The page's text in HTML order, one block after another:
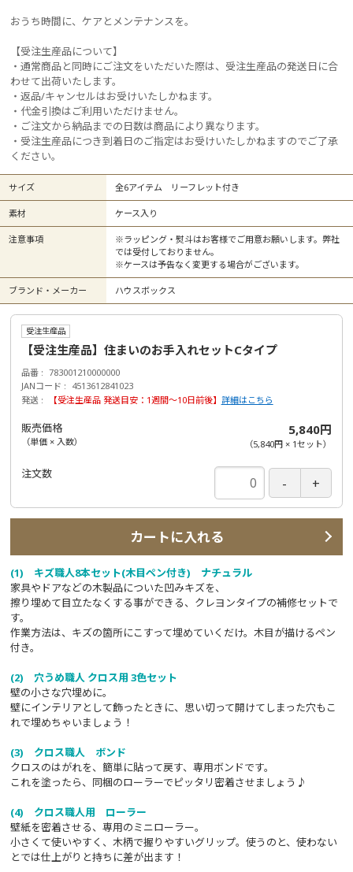
おうち時間に、ケアとメンテナンスを。
【受注生産品について】
・通常商品と同時にご注文をいただいた際は、受注生産品の発送日に合
わせて出荷いたします。
・返品/キャンセルはお受けいたしかねます。
・代金引換はご利用いただけません。
・ご注文から納品までの日数は商品により異なります。
・受注生産品につき到着日のご指定はお受けいたしかねますのでご了承
ください。
サイズ 全6アイテム リーフレット付き
素材 ケース入り
注意事項
※ラッピング・熨斗はお客様でご用意お願いします。弊社
では受付しておりません。
※ケースは予告なく変更する場合がございます。
ブランド・メーカー ハウスボックス
受注生産品
【受注生産品】住まいのお手入れセットCタイプ
品番
783001210000000
JANコード
4513612841023
発送
【受注生産品 発送目安：1週間～10日前後】 詳細はこちら
販売価格
（単価 × 入数）
5,840円
（5,840円× 1セット）
注文数
カートに入れる
(1) キズ職人8本セット(木目ペン付き) ナチュラル
家具やドアなどの木製品についた凹みキズを、
擦り埋めて目立たなくする事ができる、クレヨンタイプの補修セットで
す。
作業方法は、キズの箇所にこすって埋めていくだけ。木目が描けるペン
付き。
(2) 穴うめ職人 クロス用 3色セット
壁の小さな穴埋めに。
壁にインテリアとして飾ったときに、思い切って開けてしまった穴もこ
れで埋めちゃいましょう！
(3) クロス職人 ボンド
クロスのはがれを、簡単に貼って戻す、専用ボンドです。
これを塗ったら、同梱のローラーでピッタリ密着させましょう♪
(4) クロス職人用 ローラー
壁紙を密着させる、専用のミニローラー。
小さくて使いやすく、木柄で握りやすいグリップ。使うのと、使わない
とでは仕上がりと持ちに差が出ます！